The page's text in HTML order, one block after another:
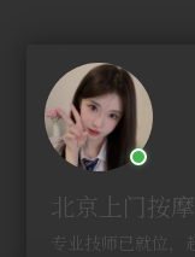
北京上门按摩